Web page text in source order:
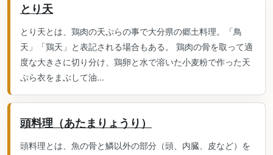
とり天
とり天とは、鶏肉の天ぷらの事で大分県の郷土料理。「鳥
天」「鶏天」と表記される場合もある。 鶏肉の骨を取って適
度な大きさに切り分け、鶏卵と水で溶いた小麦粉で作った天
ぷら衣をまぶして油...
頭料理（あたまりょうり）
頭料理とは、魚の骨と鱗以外の部分（頭、内臓、皮など）を